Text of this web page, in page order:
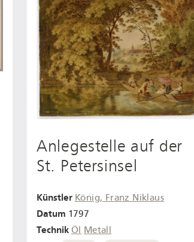
Anlegestelle auf der
St. Petersinsel
Künstler König, Franz Niklaus
Datum 1797
Technik Öl Metall